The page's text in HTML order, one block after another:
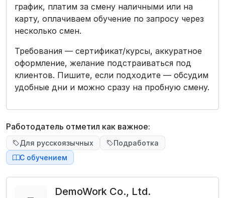
график, платим за смену наличными или на
карту, оплачиваем обучение по запросу через
несколько смен.
Требования — сертификат/курсы, аккуратное
оформление, желание подстраиваться под
клиентов. Пишите, если подходите — обсудим
удобные дни и можно сразу на пробную смену.
Работодатель отметил как важное:
Для русскоязычных
Подработка
С обучением
DemoWork Co., Ltd.